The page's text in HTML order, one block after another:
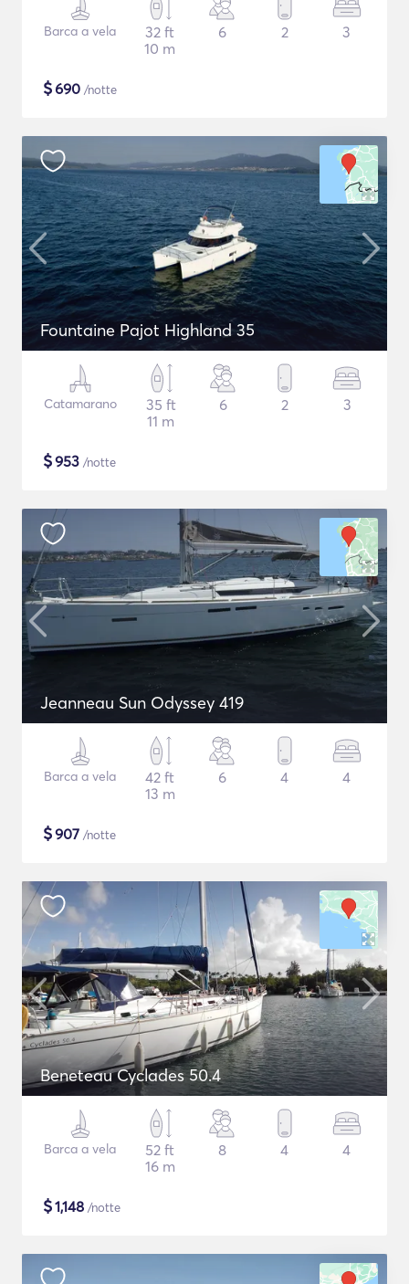
Barca a vela
32 ft
10 m
6 2 3
$690 /notte
Fountaine Pajot Highland 35
Catamarano
35 ft
11 m
6 2 3
$953 /notte
Jeanneau Sun Odyssey 419
Barca a vela
42 ft
13 m
6 4 4
$907 /notte
Beneteau Cyclades 50.4
Barca a vela
52 ft
16 m
8 4 4
$1,148 /notte